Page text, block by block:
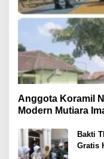
Anggota Koramil
Modern Mutiara
Bakti
Gratis